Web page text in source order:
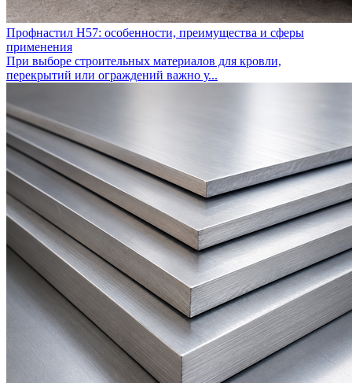
Профнастил Н57: особенности, преимущества и сферы
применения
При выборе строительных материалов для кровли,
перекрытий или ограждений важно у...